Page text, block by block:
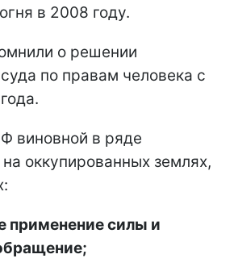
в 2008 году.
о решении
по правам человека с
виновной в ряде
оккупированных землях,
применение силы и